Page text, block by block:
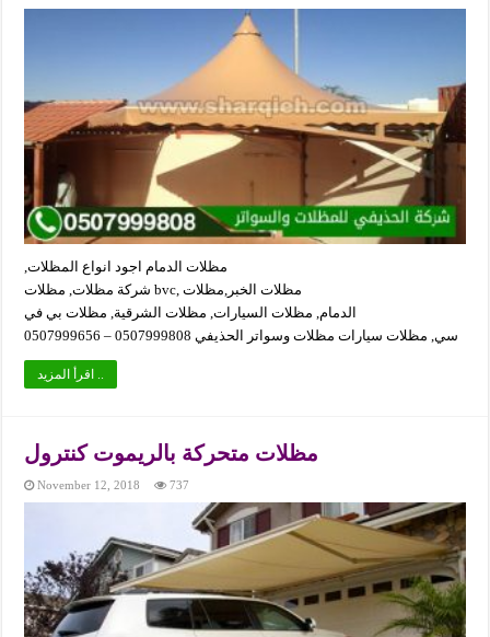
مظلات الدمام اجود انواع المظلات,
شركة مظلات, مظلات bvc, مظلات الخبر,مظلات
الدمام, مظلات السيارات, مظلات الشرقية, مظلات بي في
سي, مظلات سيارات مظلات وسواتر الحذيفي 0507999808 – 0507999656
اقرأ المزيد ..
مظلات متحركة بالريموت كنترول
November 12, 2018 737